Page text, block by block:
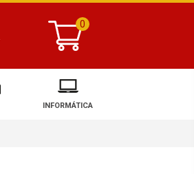
0
INFORMÁTICA